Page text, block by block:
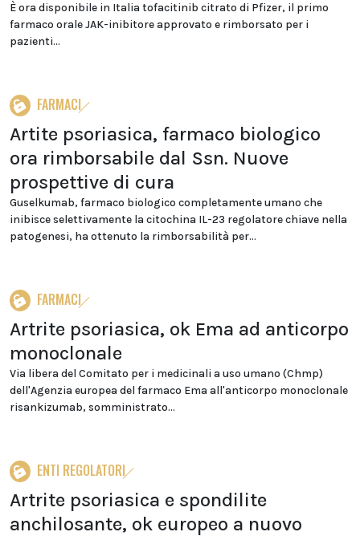
È ora disponibile in Italia tofacitinib citrato di Pfizer, il primo
farmaco orale JAK-inibitore approvato e rimborsato per i
pazienti...
FARMACI
Artite psoriasica, farmaco biologico
ora rimborsabile dal Ssn. Nuove
prospettive di cura
Guselkumab, farmaco biologico completamente umano che
inibisce selettivamente la citochina IL-23 regolatore chiave nella
patogenesi, ha ottenuto la rimborsabilità per...
FARMACI
Artrite psoriasica, ok Ema ad anticorpo
monoclonale
Via libera del Comitato per i medicinali a uso umano (Chmp)
dell'Agenzia europea del farmaco Ema all'anticorpo monoclonale
risankizumab, somministrato...
ENTI REGOLATORI
Artrite psoriasica e spondilite
anchilosante, ok europeo a nuovo